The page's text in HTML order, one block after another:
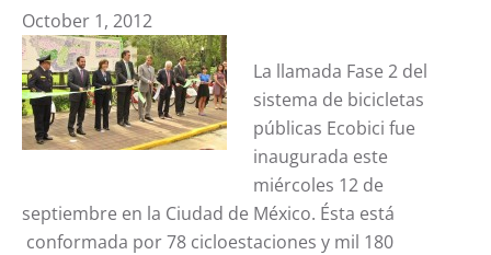
October 1, 2012
La llamada Fase 2 del
sistema de bicicletas
públicas Ecobici fue
inaugurada este
miércoles 12 de
septiembre en la Ciudad de México. Ésta está
conformada por 78 cicloestaciones y mil 180